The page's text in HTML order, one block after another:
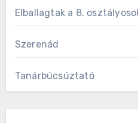
Elballagtak a 8.
Szerenád
Tanárbúcsúztató